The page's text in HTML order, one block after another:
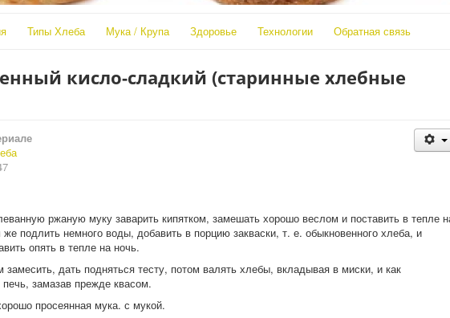
Типы Хлеба Мука / Крупа Здоровье Технологии Обратная связь
кисло-сладкий (старинные хлебные
ржаную муку заварить кипятком, замешать хорошо веслом и поставить в тепле
подлить немного воды, добавить в порцию закваски, т. е. обыкновенного хлеба, и
опять в тепле на ночь.
замесить, дать подняться тесту, потом валять хлебы, вкладывая в миски, и как
замазав прежде квасом.
просеянная мука. с мукой.